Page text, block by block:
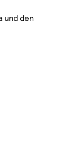
und den